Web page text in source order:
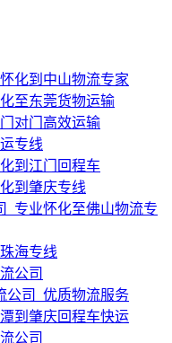
化到中山物流专家
至东莞货物运输
对门高效运输
专线
到江门回程车
到肇庆专线
_专业怀化至佛山物流专
海专线
公司
公司_优质物流服务
到肇庆回程车快运
公司